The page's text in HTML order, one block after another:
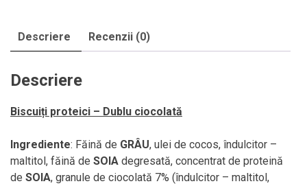
Descriere Recenzii (0)
Descriere
Biscuiți proteici – Dublu ciocolată
Ingrediente: Făină de GRÂU, ulei de cocos, îndulcitor –
maltitol, făină de SOIA degresată, concentrat de proteină
de SOIA, granule de ciocolată 7% (îndulcitor – maltitol,